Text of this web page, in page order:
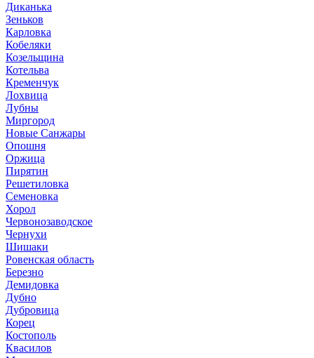
Диканька
Зеньков
Карловка
Кобеляки
Козельщина
Котельва
Кременчук
Лохвица
Лубны
Миргород
Новые Санжары
Опошня
Оржица
Пирятин
Решетиловка
Семеновка
Хорол
Червонозаводское
Чернухи
Шишаки
Ровенская область
Березно
Демидовка
Дубно
Дубровица
Корец
Костополь
Квасилов